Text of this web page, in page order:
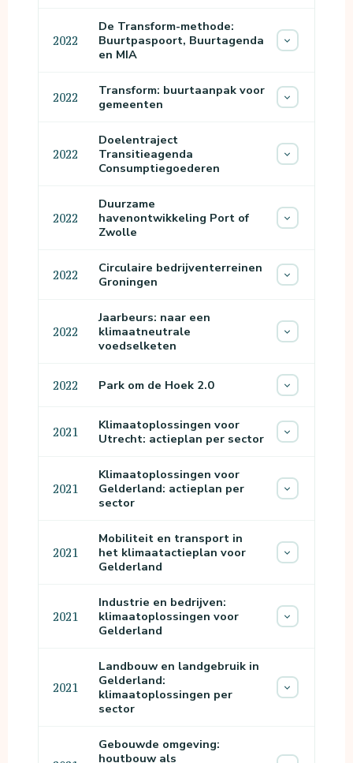
2022
De Transform-methode:
Buurtpaspoort, Buurtagenda
en MIA
2022
Transform: buurtaanpak voor
gemeenten
2022
Doelentraject
Transitieagenda
Consumptiegoederen
2022
Duurzame
havenontwikkeling Port of
Zwolle
2022
Circulaire bedrijventerreinen
Groningen
2022
Jaarbeurs: naar een
klimaatneutrale
voedselketen
2022 Park om de Hoek 2.0
2021
Klimaatoplossingen voor
Utrecht: actieplan per sector
2021
Klimaatoplossingen voor
Gelderland: actieplan per
sector
2021
Mobiliteit en transport in
het klimaatactieplan voor
Gelderland
2021
Industrie en bedrijven:
klimaatoplossingen voor
Gelderland
2021
Landbouw en landgebruik in
Gelderland:
klimaatoplossingen per
sector
Gebouwde omgeving:
houtbouw als